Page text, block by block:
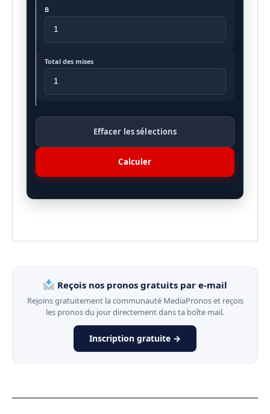
B
Total des mises
Effacer les sélections
Calculer
Reçois nos pronos gratuits par e-mail
Rejoins gratuitement la communauté MediaPronos et reçois
les pronos du jour directement dans ta boîte mail.
Inscription gratuite →